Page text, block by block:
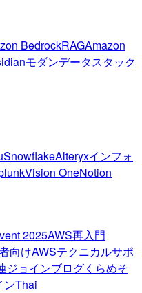
BedrockRAGAmazon
モダンデータスタック
SnowflakeAlteryxインフォ
Vision OneNotion
2025AWS再入門
向けAWSテクニカルサポ
ジョインブログくらめそ
ンThai